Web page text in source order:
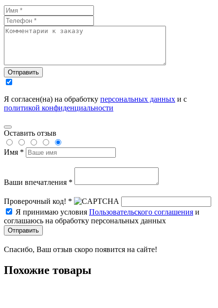
Отправить
Я согласен(на) на обработку персональных данных и с
политикой конфиденциальности
Оставить отзыв
Имя *
Ваши впечатления *
Проверочный код! *
Я принимаю условия Пользовательского соглашения и
соглашаюсь на обработку персональных данных
Отправить
Спасибо, Ваш отзыв скоро появится на сайте!
Похожие товары